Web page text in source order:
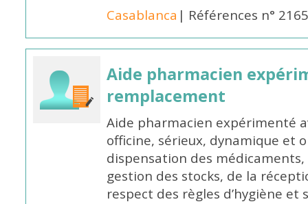
Casablanca | Références n°
Aide pharmacien
remplacement
Aide pharmacien expérimenté
officine, sérieux, dynamique et
dispensation des
gestion des stocks, de la
respect des règles d’hygiène